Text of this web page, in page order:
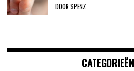
DOOR SPENZ
CATEGORIEËN